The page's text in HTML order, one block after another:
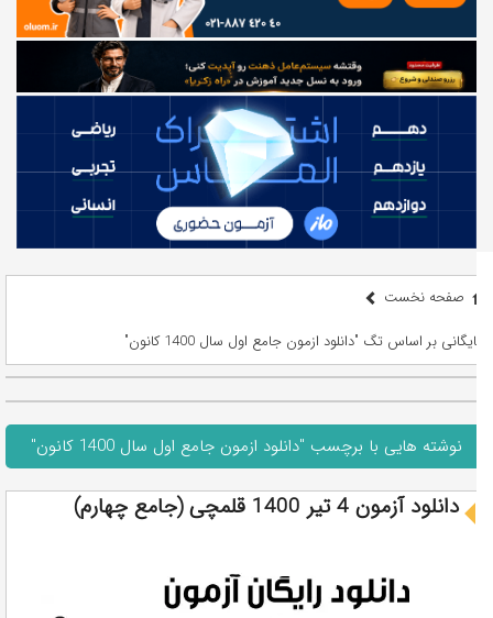
صفحه نخست
بایگانی بر اساس تگ "دانلود ازمون جامع اول سال 1400 کانون"
نوشته هایی با برچسب "دانلود ازمون جامع اول سال 1400 کانون"
دانلود آزمون 4 تیر 1400 قلمچی (جامع چهارم)